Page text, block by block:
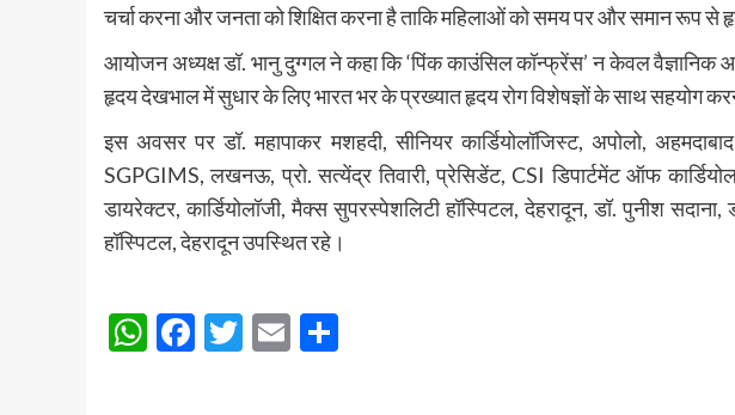
चर्चा करना और जनता को शिक्षित करना है ताकि महिलाओं को समय पर और समान रूप
आयोजन अध्यक्ष डॉ. भानु दुग्गल ने कहा कि ‘पिंक काउंसिल कॉन्फ्रेंस’ न केवल वैज्ञानिक
हृदय देखभाल में सुधार के लिए भारत भर के प्रख्यात हृदय रोग विशेषज्ञों के साथ सहयोग
इस अवसर पर डॉ. महापाकर मशहदी, सीनियर कार्डियोलॉजिस्ट, अपोलो,
SGPGIMS, लखनऊ, प्रो. सत्येंद्र तिवारी, प्रेसिडेंट, CSI डिपार्टमेंट ऑफ
डायरेक्टर, कार्डियोलॉजी, मैक्स सुपरस्पेशलिटी हॉस्पिटल, देहरादून, डॉ. पुनीश
हॉस्पिटल, देहरादून उपस्थित रहे।
Post
navigation
WhatsApp
Facebook
Twitter
Email